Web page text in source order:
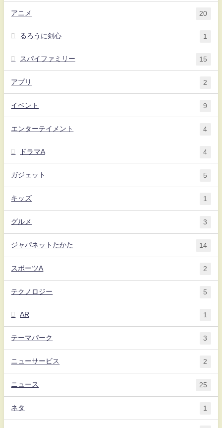
アニメ 20
るろうに剣心 1
スパイファミリー 15
アプリ 2
イベント 9
エンターテイメント 4
ドラマA 4
ガジェット 5
キッズ 1
グルメ 3
ジャパネットたかた 14
スポーツA 2
テクノロジー 5
AR 1
テーマパーク 3
ニューサービス 2
ニュース 25
ネタ 1